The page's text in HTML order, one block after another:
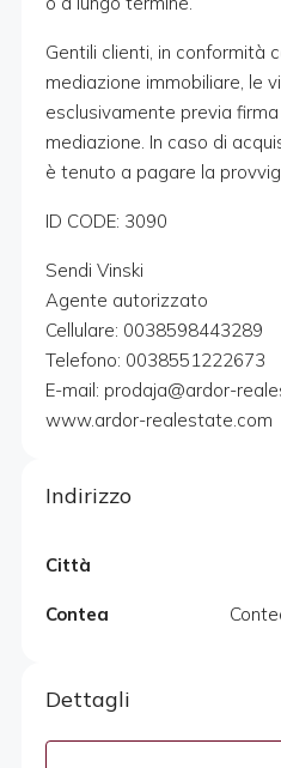
Gentili clienti, in conformità
mediazione immobiliare, le
esclusivamente previa
mediazione. In caso di
è tenuto a pagare la
ID CODE: 3090
Sendi Vinski
Agente autorizzato
Cellulare: 0038598443289
Telefono: 0038551222673
E-mail: prodaja@ardor-
www.ardor-realestate.com
Indirizzo
Città
Contea
Dettagli